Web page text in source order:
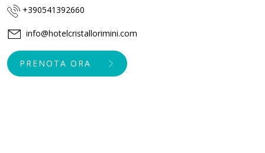
+390541392660
info@hotelcristallorimini.com
PRENOTA ORA